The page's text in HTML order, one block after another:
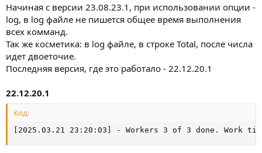
Начиная с версии 23.08.23.1, при использовании опции -
log, в log файле не пишется общее время выполнения
всех комманд.
Так же косметика: в log файле, в строке Total, после числа
идет двоеточие.
Последняя версия, где это работало - 22.12.20.1
22.12.20.1
Код:
[2025.03.21 23:20:03] - Workers 3 of 3 done. Work